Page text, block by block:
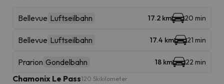
Bellevue Luftseilbahn 17.2 km 20 min
Bellevue Luftseilbahn 17.4 km 21 min
Prarion Gondelbahn 18 km 22 min
Chamonix Le Pass120 Skikilometer